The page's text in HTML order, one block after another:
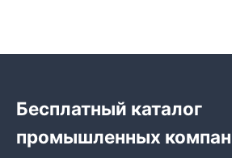
Бесплатный каталог
промышленных